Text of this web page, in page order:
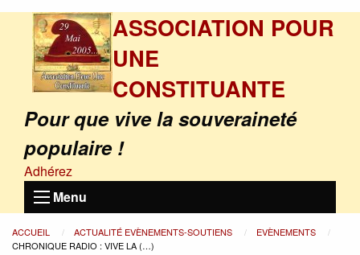
ASSOCIATION POUR
UNE
CONSTITUANTE
Pour que vive la souveraineté
populaire !
Adhérez
Menu
ACCUEIL ACTUALITÉ EVÈNEMENTS-SOUTIENS
EVÈNEMENTS
CHRONIQUE RADIO : VIVE LA (…)